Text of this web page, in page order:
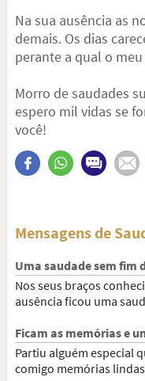
Na sua ausência as
demais. Os dias
perante a qual o
Morro de saudades
espero mil vidas se
você!
Mensagens de
Uma saudade sem fim
Nos seus braços
ausência ficou uma
Ficam as memórias e
Partiu alguém especial
comigo memórias